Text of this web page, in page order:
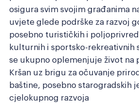
osigura svim svojim građanima
uvjete glede podrške za razvoj
posebno turističkih i
kulturnih i sportsko-rekreativnih
se ukupno oplemenjuje život na
Kršan uz brigu za očuvanje
baštine, posebno starogradskih
cjelokupnog razvoja